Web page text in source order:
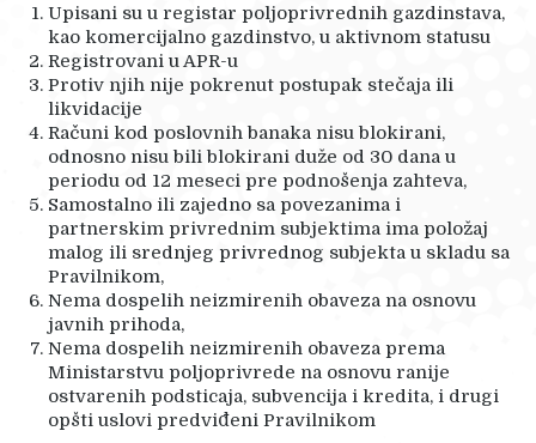
Upisani su u registar poljoprivrednih gazdinstava,
kao komercijalno gazdinstvo, u aktivnom statusu
Registrovani u APR-u
Protiv njih nije pokrenut postupak stečaja ili
likvidacije
Računi kod poslovnih banaka nisu blokirani,
odnosno nisu bili blokirani duže od 30 dana u
periodu od 12 meseci pre podnošenja zahteva,
Samostalno ili zajedno sa povezanima i
partnerskim privrednim subjektima ima položaj
malog ili srednjeg privrednog subjekta u skladu sa
Pravilnikom,
Nema dospelih neizmirenih obaveza na osnovu
javnih prihoda,
Nema dospelih neizmirenih obaveza prema
Ministarstvu poljoprivrede na osnovu ranije
ostvarenih podsticaja, subvencija i kredita, i drugi
opšti uslovi predviđeni Pravilnikom